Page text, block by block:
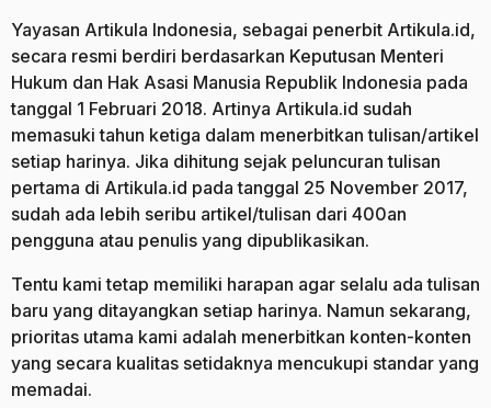
Yayasan Artikula Indonesia, sebagai penerbit Artikula.id,
secara resmi berdiri berdasarkan Keputusan Menteri
Hukum dan Hak Asasi Manusia Republik Indonesia pada
tanggal 1 Februari 2018. Artinya Artikula.id sudah
memasuki tahun ketiga dalam menerbitkan tulisan/artikel
setiap harinya. Jika dihitung sejak peluncuran tulisan
pertama di Artikula.id pada tanggal 25 November 2017,
sudah ada lebih seribu artikel/tulisan dari 400an
pengguna atau penulis yang dipublikasikan.
Tentu kami tetap memiliki harapan agar selalu ada tulisan
baru yang ditayangkan setiap harinya. Namun sekarang,
prioritas utama kami adalah menerbitkan konten-konten
yang secara kualitas setidaknya mencukupi standar yang
memadai.